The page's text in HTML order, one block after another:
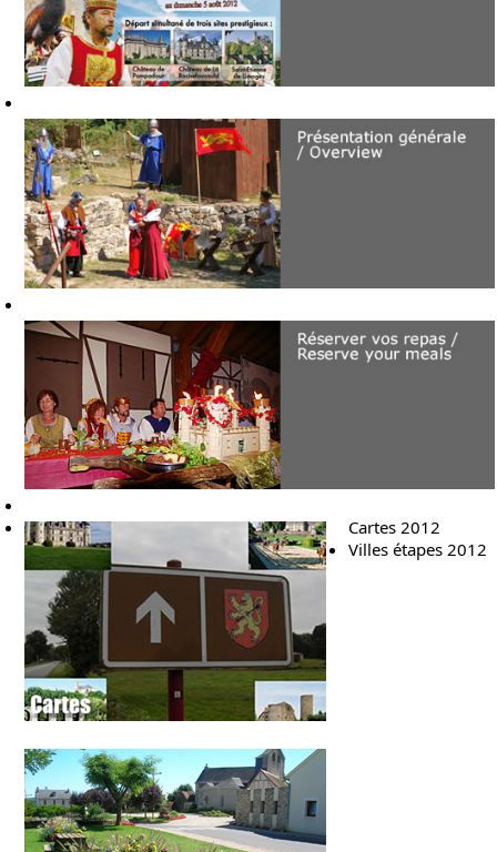
Cartes 2012
Villes étapes 2012